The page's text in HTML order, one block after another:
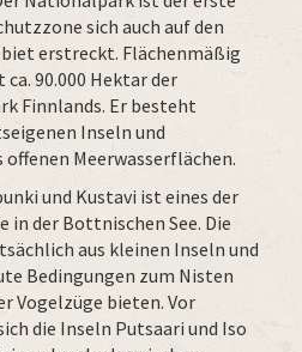
sich auch auf den
erstreckt. Flächenmäßig
90.000 Hektar der
Finnlands. Er besteht
Inseln und
Meerwasserflächen.
und Kustavi ist eines der
der Bottnischen See. Die
aus kleinen Inseln und
Bedingungen zum Nisten
Vogelzüge bieten. Vor
die Inseln Putsaari und Iso